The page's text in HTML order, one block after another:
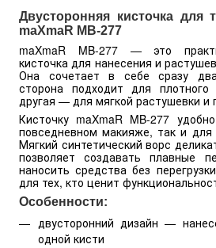
Двусторонняя кисточка для
maXmaR MB-277
maXmaR MB-277 — это
кисточка для нанесения и
Она сочетает в себе сразу
сторона подходит для плотного
другая — для мягкой растушевки и
Кисточку maXmaR MB-277
повседневном макияже, так и для
Мягкий синтетический ворс
позволяет создавать плавные
наносить средства без
для тех, кто ценит
Особенности:
двусторонний дизайн —
одной кисти